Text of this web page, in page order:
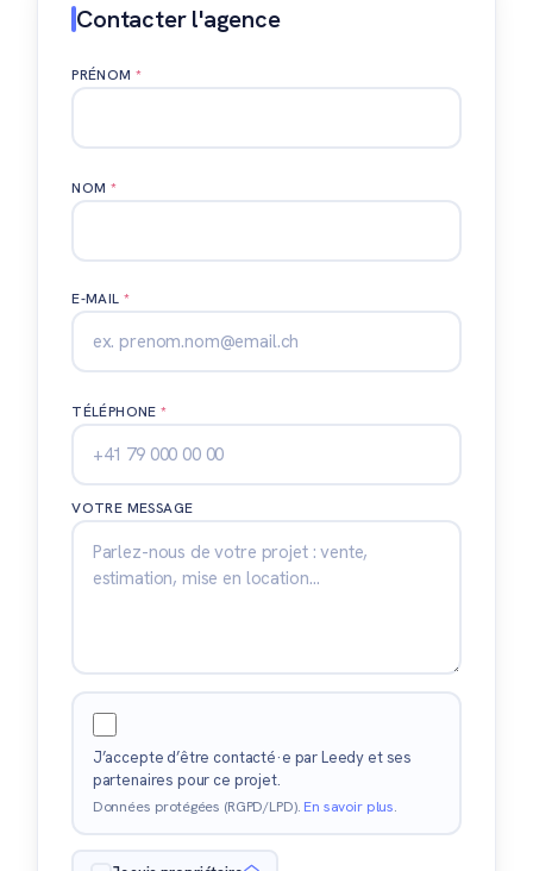
Contacter l'agence
PRÉNOM*
NOM *
E-MAIL*
TÉLÉPHONE*
VOTRE MESSAGE
J’accepte d’être contacté·e par Leedy et ses
partenaires pour ce projet.
Données protégées (RGPD/LPD). En savoir plus.